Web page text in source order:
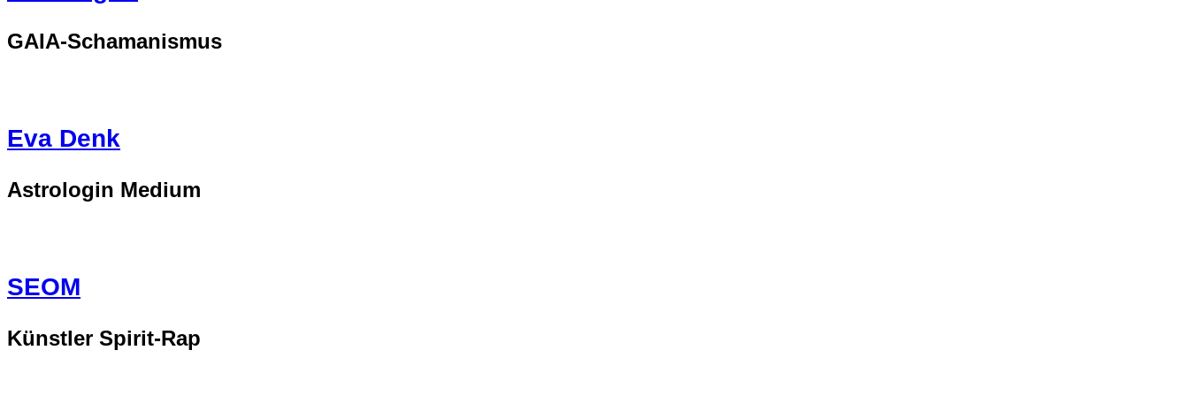
GAIA-Schamanismus
Eva Denk
Astrologin Medium
SEOM
Künstler Spirit-Rap